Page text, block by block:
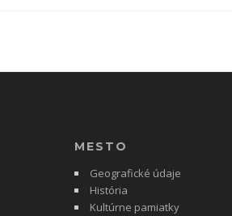
MESTO
Geografické údaje
História
Kultúrne pamiatky